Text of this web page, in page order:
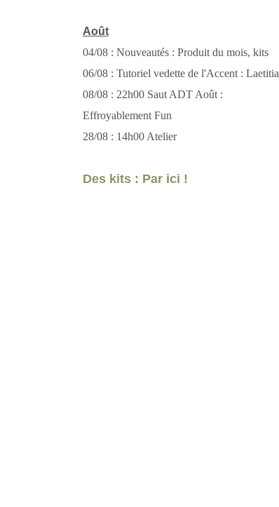
Août
04/08 : Nouveautés : Produit du mois, kits
06/08 : Tutoriel vedette de l'Accent : Laetitia
08/08 : 22h00 Saut ADT Août :
Effroyablement Fun
28/08 : 14h00 Atelier
Des kits : Par ici !